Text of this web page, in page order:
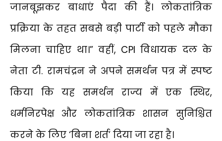
जानबूझकर बाधाएं पैदा की हैं। लोकतांत्रिक
प्रक्रिया के तहत सबसे बड़ी पार्टी को पहले मौका
मिलना चाहिए था।” वहीं, CPI विधायक दल के
नेता टी. रामचंद्रन ने अपने समर्थन पत्र में स्पष्ट
किया कि यह समर्थन राज्य में एक स्थिर,
धर्मनिरपेक्ष और लोकतांत्रिक शासन सुनिश्चित
करने के लिए ‘बिना शर्त’ दिया जा रहा है।